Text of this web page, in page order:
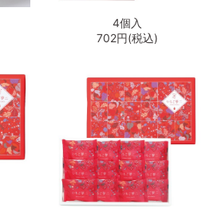
4個入
702円(税込)